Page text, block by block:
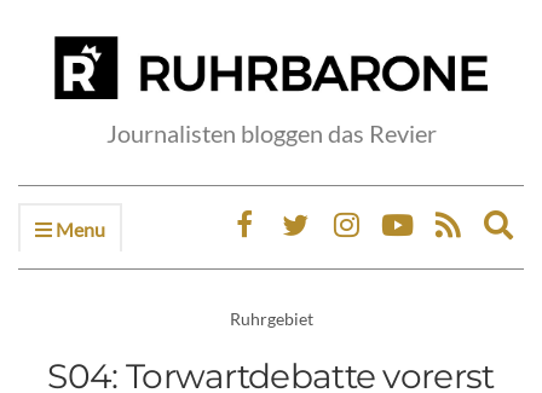
Journalisten bloggen das Revier
Menu
Ruhrgebiet
S04: Torwartdebatte vorerst